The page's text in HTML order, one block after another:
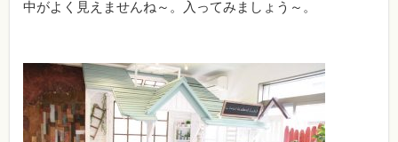
中がよく見えませんね～。入ってみましょう～。